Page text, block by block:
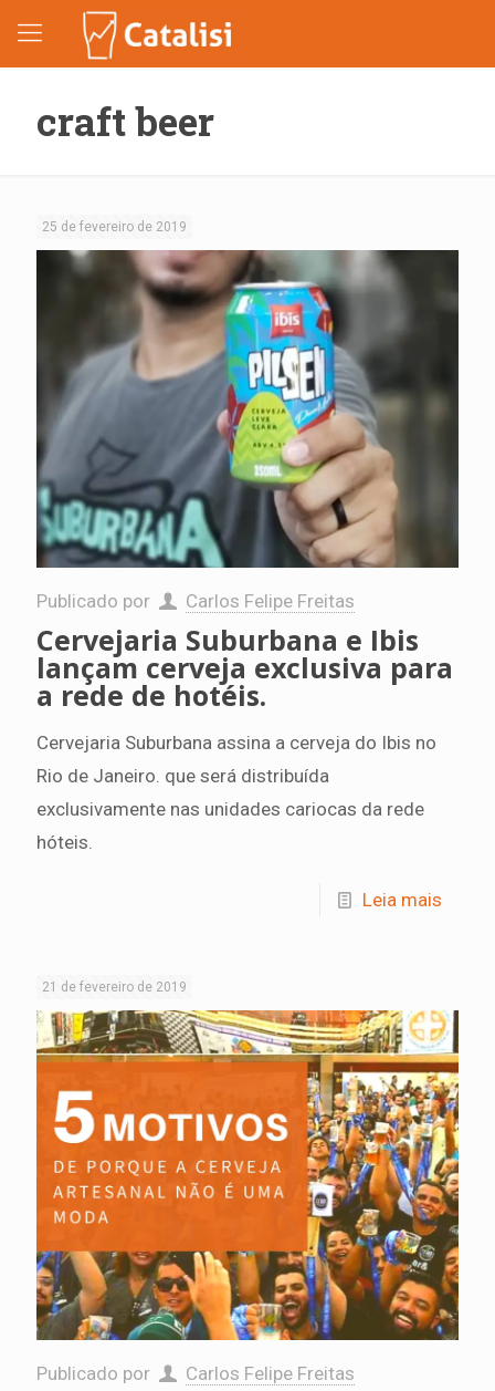
craft beer
25 de fevereiro de 2019
Publicado por Carlos Felipe Freitas
Cervejaria Suburbana e Ibis
lançam cerveja exclusiva para
a rede de hotéis.
Cervejaria Suburbana assina a cerveja do Ibis no
Rio de Janeiro. que será distribuída
exclusivamente nas unidades cariocas da rede
hóteis.
Leia mais
21 de fevereiro de 2019
Publicado por Carlos Felipe Freitas